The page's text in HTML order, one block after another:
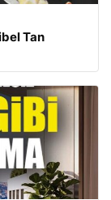
Tan